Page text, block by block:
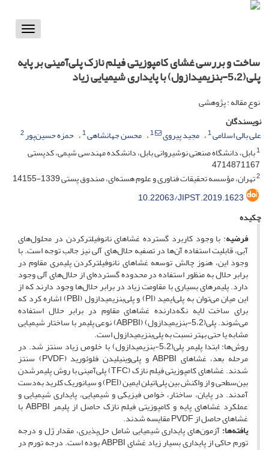
Toggle
ساخت و بررسی غشای کامپوزیتی فیلم نازک پلی‌آمینی بر پایه
پلی‌(5،2-بنزیمیدازول) با پایداری شیمیایی زیاد
نوع مقاله : پژوهشی
نویسندگان
علی بالی اسلامی1 مجید پیروی 1 محسن جهانشاهی1 حمزه حسین‌پور2
1بابل، دانشگاه صنعتی نوشیروانی بابل، دانشکده مهندسی شیمی، کدپستی
4714871167
2تهران، مؤسسه تحقیقات فناوری و علوم هسته‌ای، صندوق پستی 1339-14155
10.22063/JIPST.2019.1623
چکیده
فرضیه: با وجود کاربرد گسترده غشاهای نانوفیلترکردن در محلول‌های
آبی، قابلیت استفاده آن‌ها در تصفیه حلال‌های آلی نیز جالب توجه است. با
وجود این، هنوز چالش توسعه غشاهای نانوفیلترکردن پلیمری مقاوم در
برابر حلال به منظور استفاده در محدوده گسترده‌ای از حلال‌های آلی وجود
دارد. پلیمرهای بسیاری با مقاومت زیاد در برابر حلال‌ها وجود دارند که از
این میان می‌توان به پلی‌ایمید (PI) و پلی‌بنزیمیدازول (PBI) اشاره کرد که
برای ساخت لایه ‌نگه‌دارنده غشاهای مقاوم در برابر حلال استفاده
می‌شوند. پلی(5،2-بنزیمیدازول) (ABPBI) نوعی پلیمر با ساختار شیمیایی
مشابه یا حتی بهتر نسبت به پلی‌بنزیمیدازول است.
روش‌ها: ابتدا پلیمر پلی(5،2-بنزیمیدازول) با خلوص زیاد سنتز شد. در
مرحله بعد، غشاهای ABPBI و پلی‌وینیلیدن فلوئورید (PVDF) سنتز
شدند. غشاهای کامپوزیتی فیلم نازک (TFC) پلی‌آمینی با روش پلیمرشدن
بین‌سطحی و از واکنش بین پلی‌اتیلن ایمین (PEI) و سیانوریک ‌کلرید به‌دست
آمدند. در پایان، ساختار، خواص فیزیکی و شیمیایی، پایداری شیمیایی و
عملکرد غشاهای پایه و کامپوزیتی فیلم نازک حاصل از پلیمر ABPBI با
غشاهای حاصل از PVDF مقایسه شدند.
یافته‌ها:آزمون‌های پایداری شیمیایی شامل حل‌پذیری، مقدار ژل و درجه
تورم حاکی از پایداری بسیار زیاد غشای ABPBI بوده است. درجه تورم در